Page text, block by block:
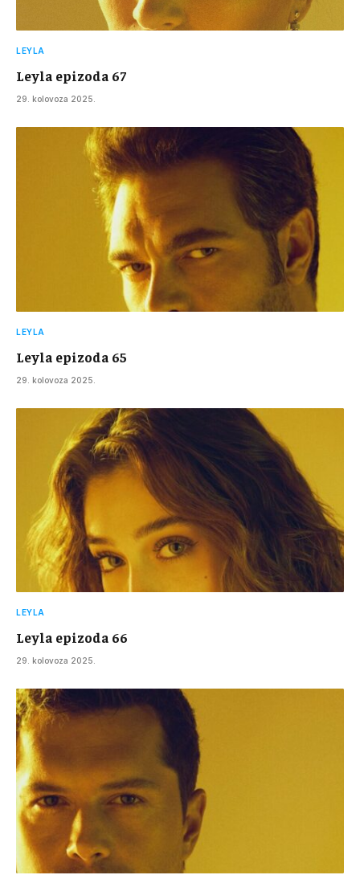
LEYLA
Leyla epizoda 67
29. kolovoza 2025.
LEYLA
Leyla epizoda 65
29. kolovoza 2025.
LEYLA
Leyla epizoda 66
29. kolovoza 2025.